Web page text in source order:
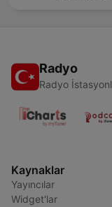
Radyo
Radyo
Kaynaklar
Yayıncılar
Widget'lar